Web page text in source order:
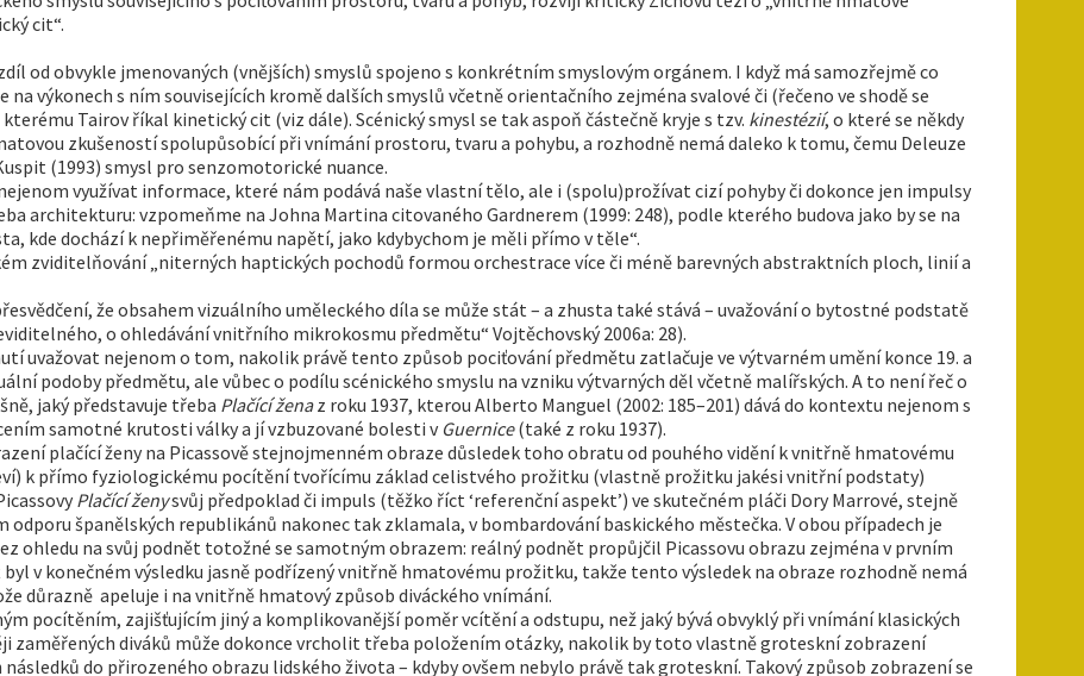
cit“.
od obvykle jmenovaných (vnějších) smyslů spojeno s konkrétním smyslovým orgánem. I když má samozřejmě co
výkonech s ním souvisejících kromě dalších smyslů včetně orientačního zejména svalové či (řečeno ve shodě se
Tairov říkal kinetický cit (viz dále). Scénický smysl se tak aspoň částečně kryje s tzv. kinestézií, o které se někdy
zkušeností spolupůsobící při vnímání prostoru, tvaru a pohybu, a rozhodně nemá daleko k tomu, čemu Deleuze
(1993) smysl pro senzomotorické nuance.
využívat informace, které nám podává naše vlastní tělo, ale i (spolu)prožívat cizí pohyby či dokonce jen impulsy
architekturu: vzpomeňme na Johna Martina citovaného Gardnerem (1999: 248), podle kterého budova jako by se na
kde dochází k nepřiměřenému napětí, jako kdybychom je měli přímo v těle“.
zviditelňování „niterných haptických pochodů formou orchestrace více či méně barevných abstraktních ploch, linií a
že obsahem vizuálního uměleckého díla se může stát – a zhusta také stává – uvažování o bytostné podstatě
o ohledávání vnitřního mikrokosmu předmětu“ Vojtěchovský 2006a: 28).
uvažovat nejenom o tom, nakolik právě tento způsob pociťování předmětu zatlačuje ve výtvarném umění konce 19. a
podoby předmětu, ale vůbec o podílu scénického smyslu na vzniku výtvarných děl včetně malířských. A to není řeč o
jaký představuje třeba Plačící ženaz roku 1937, kterou Alberto Manguel (2002: 185–201) dává do kontextu nejenom s
samotné krutosti války a jí vzbuzované bolesti v Guernice(také z roku 1937).
plačící ženy na Picassově stejnojmenném obraze důsledek toho obratu od pouhého vidění k vnitřně hmatovému
k přímo fyziologickému pocítění tvořícímu základ celistvého prožitku (vlastně prožitku jakési vnitřní podstaty)
Plačící ženysvůj předpoklad či impuls (těžko říct ‘referenční aspekt’) ve skutečném pláči Dory Marrové, stejně
španělských republikánů nakonec tak zklamala, v bombardování baskického městečka. V obou případech je
ohledu na svůj podnět totožné se samotným obrazem: reálný podnět propůjčil Picassovu obrazu zejména v prvním
v konečném výsledku jasně podřízený vnitřně hmatovému prožitku, takže tento výsledek na obraze rozhodně nemá
důrazně apeluje i na vnitřně hmatový způsob diváckého vnímání.
pocítěním, zajišťujícím jiný a komplikovanější poměr vcítění a odstupu, než jaký bývá obvyklý při vnímání klasických
zaměřených diváků může dokonce vrcholit třeba položením otázky, nakolik by toto vlastně groteskní zobrazení
do přirozeného obrazu lidského života – kdyby ovšem nebylo právě tak groteskní. Takový způsob zobrazení se